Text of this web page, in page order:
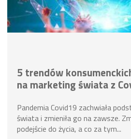
5 trendów
na marketing świata z
Pandemia Covid19 zachwiała
świata i zmieniła go na zawsze.
podejście do życia, a co za tym...